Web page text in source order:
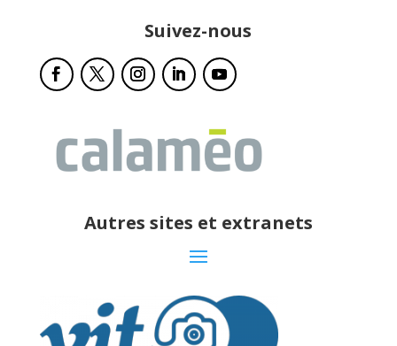
Suivez-nous
Autres sites et extranets